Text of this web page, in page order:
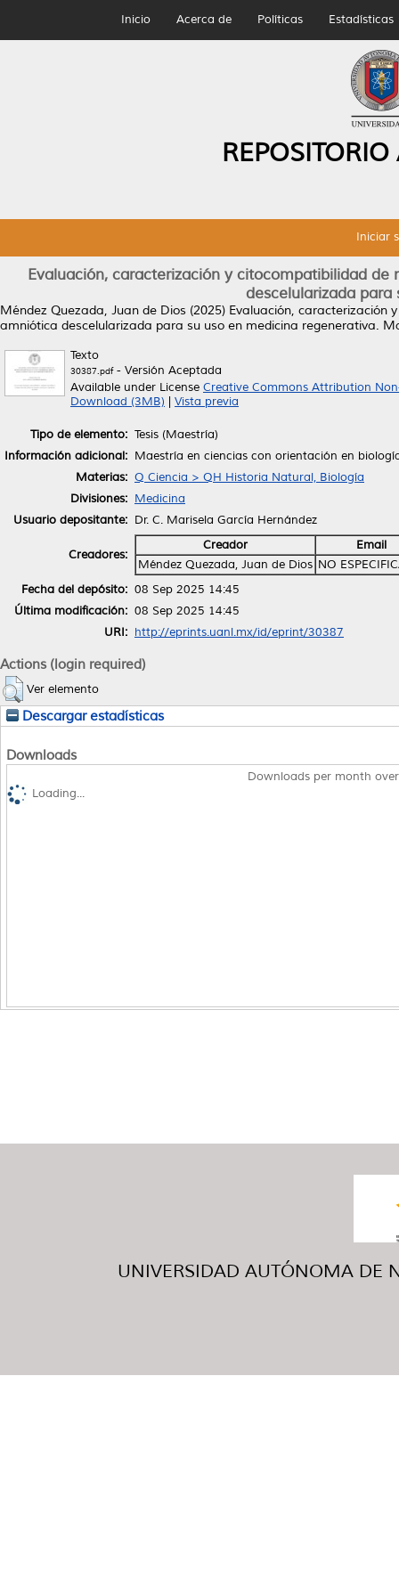
Inicio Acerca de Políticas Estadísticas
Iniciar
Evaluación, caracterización y citocompatibilidad
descelularizada
Méndez Quezada, Juan de Dios (2025) Evaluación, caracterización
amniótica descelularizada para su uso en medicina regenerativa.
Texto
30387.pdf- Versión Aceptada
Available under License Creative Commons Attribution
Download (3MB)
Vista previa
Tipo de elemento: Tesis (Maestría)
Información adicional: Maestría en ciencias con orientación en
Materias: Q Ciencia > QH Historia Natural, Biología
Divisiones: Medicina
Usuario depositante: Dr. C. Marisela García Hernández
Creadores:
Creador
Email
Méndez Quezada, Juan de Dios NO
Fecha del depósito: 08 Sep 2025 14:45
Última modificación: 08 Sep 2025 14:45
URI: http://eprints.uanl.mx/id/eprint/30387
Actions (login required)
Ver elemento
Descargar estadísticas
Downloads
Downloads per month
Loading...
UNIVERSIDAD AUTÓNOMA DE